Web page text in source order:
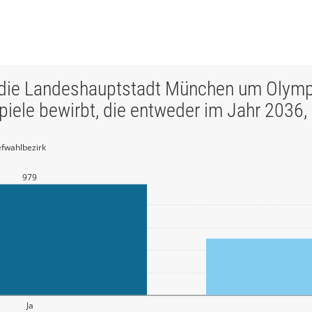
Ja
979
Landeshauptstadt München um
bewirbt, die entweder im Jahr